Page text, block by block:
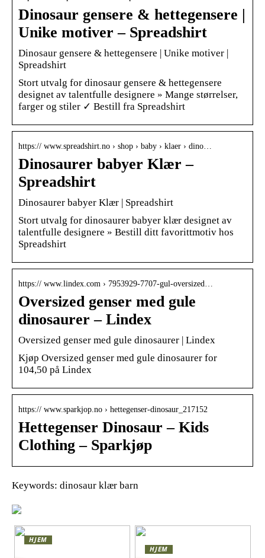
Dinosaur gensere & hettegensere |
Unike motiver – Spreadshirt
Dinosaur gensere & hettegensere | Unike motiver |
Spreadshirt
Stort utvalg for dinosaur gensere & hettegensere
designet av talentfulle designere » Mange størrelser,
farger og stiler ✓ Bestill fra Spreadshirt
https:// www.spreadshirt.no › shop › baby › klaer › dino…
Dinosaurer babyer Klær –
Spreadshirt
Dinosaurer babyer Klær | Spreadshirt
Stort utvalg for dinosaurer babyer klær designet av
talentfulle designere » Bestill ditt favorittmotiv hos
Spreadshirt
https:// www.lindex.com › 7953929-7707-gul-oversized…
Oversized genser med gule
dinosaurer – Lindex
Oversized genser med gule dinosaurer | Lindex
Kjøp Oversized genser med gule dinosaurer for
104,50 på Lindex
https:// www.sparkjop.no › hettegenser-dinosaur_217152
Hettegenser Dinosaur – Kids
Clothing – Sparkjøp
Keywords: dinosaur klær barn
HJEM
HJEM